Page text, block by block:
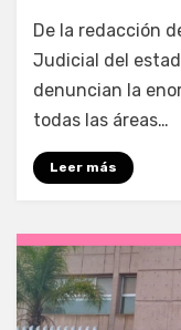
por Fernando
De la redacción
Judicial del
denuncian la
todas las áreas…
Leer más